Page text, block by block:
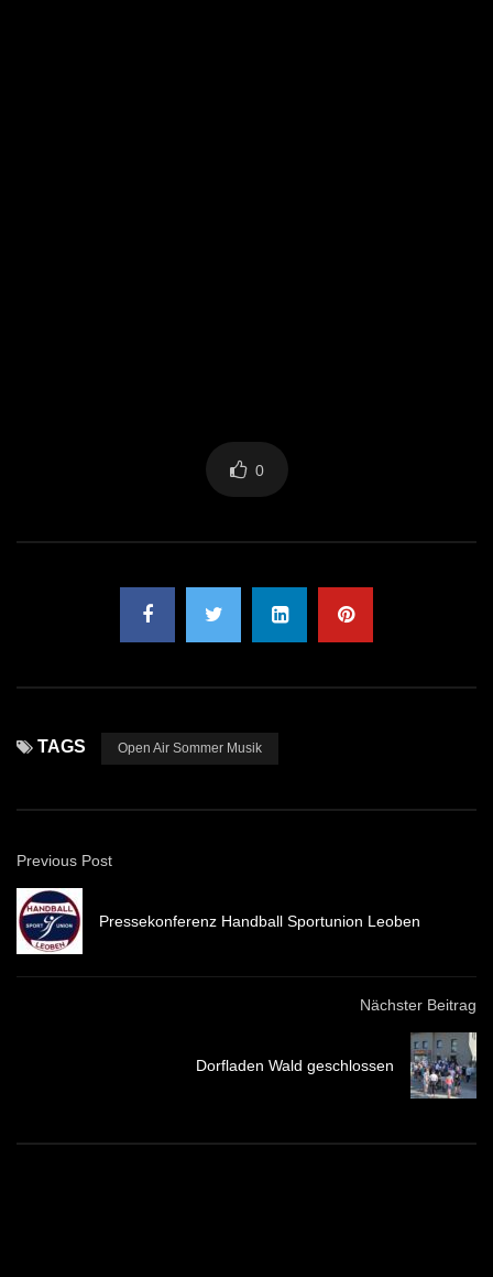
0
TAGS Open Air Sommer Musik
Previous Post
Pressekonferenz Handball Sportunion Leoben
Nächster Beitrag
Dorfladen Wald geschlossen